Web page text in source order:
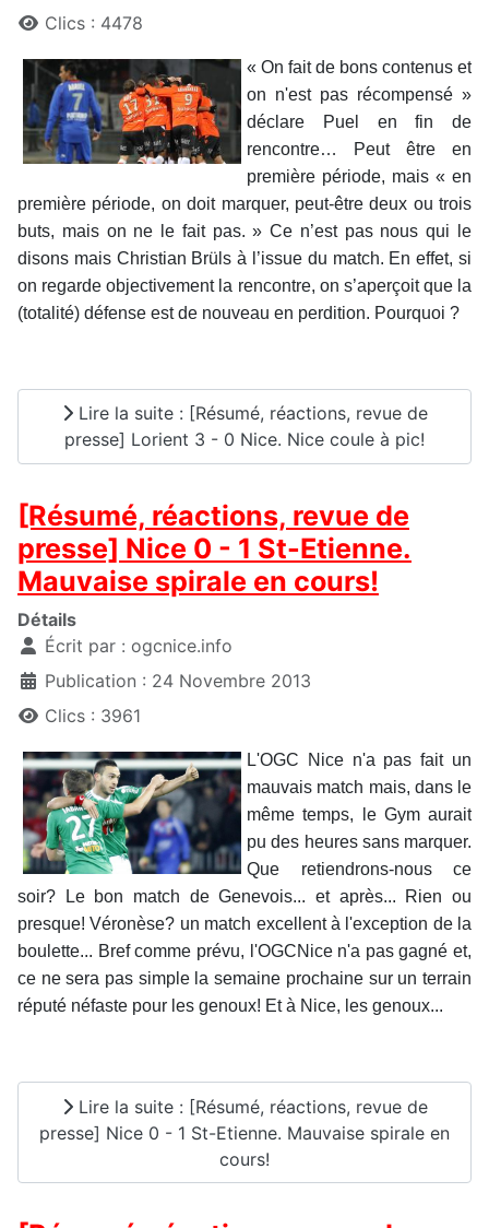
Clics : 4478
« On fait de bons contenus et
on n'est pas récompensé »
déclare Puel en fin de
rencontre… Peut être en
première période, mais « en
première période, on doit marquer, peut-être deux ou trois
buts, mais on ne le fait pas. » Ce n’est pas nous qui le
disons mais Christian Brüls à l’issue du match. En effet, si
on regarde objectivement la rencontre, on s’aperçoit que la
(totalité) défense est de nouveau en perdition. Pourquoi ?
Lire la suite : [Résumé, réactions, revue de
presse] Lorient 3 - 0 Nice. Nice coule à pic!
[Résumé, réactions, revue de
presse] Nice 0 - 1 St-Etienne.
Mauvaise spirale en cours!
Détails
Écrit par : ogcnice.info
Publication : 24 Novembre 2013
Clics : 3961
L'OGC Nice n'a pas fait un
mauvais match mais, dans le
même temps, le Gym aurait
pu des heures sans marquer.
Que retiendrons-nous ce
soir? Le bon match de Genevois... et après... Rien ou
presque! Véronèse? un match excellent à l'exception de la
boulette... Bref comme prévu, l'OGCNice n'a pas gagné et,
ce ne sera pas simple la semaine prochaine sur un terrain
réputé néfaste pour les genoux! Et à Nice, les genoux...
Lire la suite : [Résumé, réactions, revue de
presse] Nice 0 - 1 St-Etienne. Mauvaise spirale en
cours!